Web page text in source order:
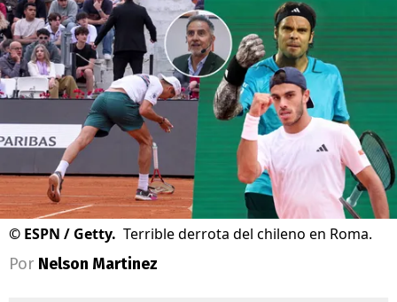
© ESPN / Getty. Terrible derrota del chileno en Roma.
Por Nelson Martinez